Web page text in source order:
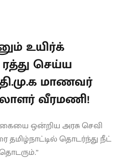
உயிர்க்
செய்ய
மாணவர்
வீரமணி!
ஒன்றிய அரசு செவி
தமிழ்நாட்டில் தொடர்ந்து நீட்